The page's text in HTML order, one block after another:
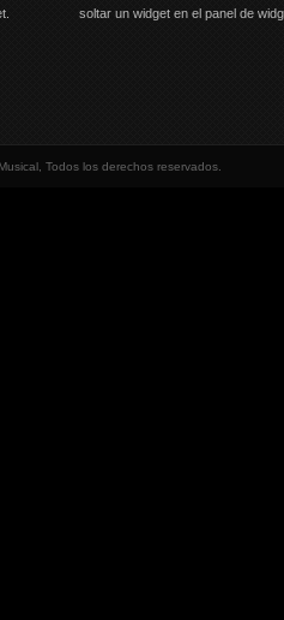
soltar un widget en el panel de
Todos los derechos reservados.